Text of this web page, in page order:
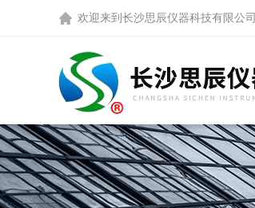
欢迎来到 长沙思辰仪器科技有限公司